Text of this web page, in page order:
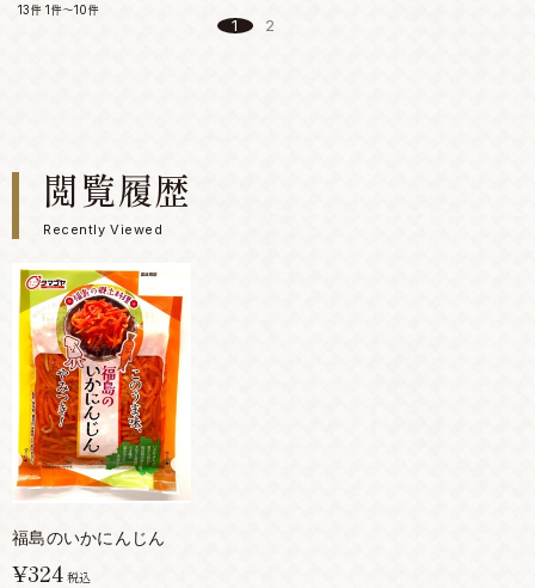
13件 1件～10件
1 2
閲覧履歴
Recently Viewed
福島のいかにんじん
¥324 税込